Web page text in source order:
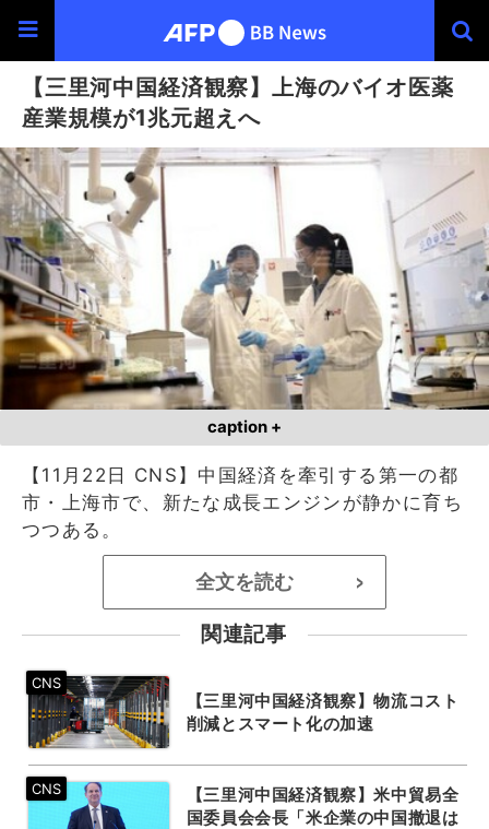
【三里河中国経済観察】上海のバイオ医薬
産業規模が1兆元超えへ
caption +
【11月22日 CNS】中国経済を牽引する第一の都
市・上海市で、新たな成長エンジンが静かに育ち
つつある。
全文を読む >
関連記事
【三里河中国経済観察】物流コスト
削減とスマート化の加速
【三里河中国経済観察】米中貿易全
国委員会会長「米企業の中国撤退は